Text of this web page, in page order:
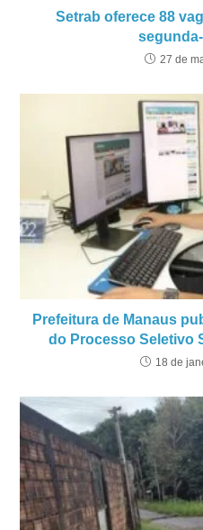
Setrab oferece 88
27 de
Prefeitura de Manaus
do Processo Seletivo
18 de